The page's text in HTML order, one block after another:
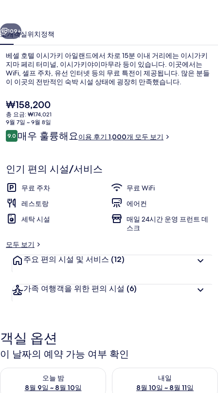
키
아
일
랜
의
사
진
러
리
뷔페
다음
109+
소개객실위치정책
베셀 호텔 이시가키 아일랜드에서 차로 15분 이내 거리에는 이시가키
지마 페리 터미널, 이시가키야이마무라 등이 있습니다. 이곳에서는
WiFi, 셀프 주차, 유선 인터넷 등의 무료 특전이 제공됩니다. 많은 분들
이 이곳의 전반적인 숙박 시설 상태에 굉장히 만족했습니다.
현
재
가
격
은
₩158,200
총 요금: ₩174,021
9월 7일 ~ 9월 8일
이
용
기
9.010점 만점 중 9.0점.
매우 훌륭해요이용 후기 1,000개 모두 보기
인기 편의 시설/서비스
무료 주차
무료 WiFi
레스토랑
에어컨
세탁 시설
매일 24시간 운영 프런트 데
스크
모두 보기
주요 편의 시설 및 서비스 (12)
가족 여행객을 위한 편의 시설 (6)
객실 옵션
이 날짜의 예약 가능 여부 확인
오늘 밤
8월 9일 ~ 8월 10일
오늘 밤 예약 가능 여부 확인, 8월 9일 ~ 8월 10일
내일
8월 10일 ~ 8월 11일
내일 예약 가능 여부 확인, 8월